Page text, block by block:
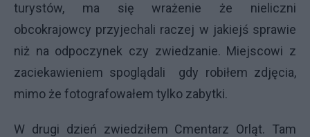
turystów, ma się wrażenie że nieliczni
obcokrajowcy przyjechali raczej w jakiejś sprawie
niż na odpoczynek czy zwiedzanie. Miejscowi z
zaciekawieniem spoglądali gdy robiłem zdjęcia,
mimo że fotografowałem tylko zabytki.
W drugi dzień zwiedziłem Cmentarz Orląt. Tam